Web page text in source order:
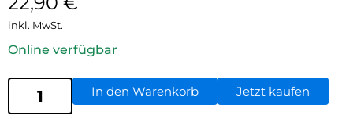
inkl. MwSt.
Online verfügbar
In den Warenkorb Jetzt kaufen